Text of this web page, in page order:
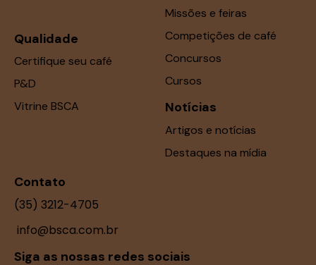
Qualidade
Certifique seu café
P&D
Vitrine BSCA
Missões e feiras
Competições de café
Concursos
Cursos
Notícias
Artigos e notícias
Destaques na mídia
Contato
(35) 3212-4705
info@bsca.com.br
Siga as nossas redes sociais